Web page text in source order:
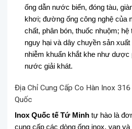
ống dẫn nước biển, đóng tàu,
khơi; đường ống công nghệ của
chất, phân bón, thuốc nhuộm;
nguy hại và dây chuyền sản
nhiễm khuẩn khắt khe như dược
nước giải khát.
Địa Chỉ Cung Cấp Co Hàn Inox 316
Quốc
Inox Quốc tế Tứ Minh tự hào là
cung cấp các dòng ống inox, van